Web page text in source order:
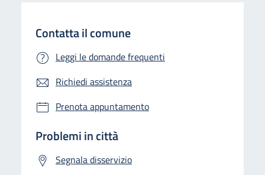
Contatta il comune
Leggi le domande frequenti
Richiedi assistenza
Prenota appuntamento
Problemi in città
Segnala disservizio